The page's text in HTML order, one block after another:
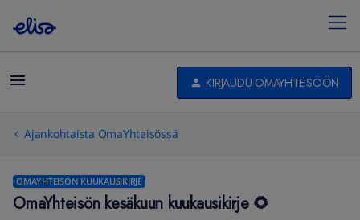
KIRJAUDU OMAYHTEISÖÖN
Ajankohtaista OmaYhteisössä
OMAYHTEISÖN KUUKAUSIKIRJE
OmaYhteisön kesäkuun kuukausikirje 🌻